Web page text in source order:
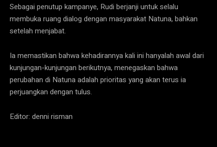
Sebagai penutup kampanye, Rudi berjanji untuk selalu
membuka ruang dialog dengan masyarakat Natuna, bahkan
setelah menjabat.
Ia memastikan bahwa kehadirannya kali ini hanyalah awal dari
kunjungan-kunjungan berikutnya, menegaskan bahwa
perubahan di Natuna adalah prioritas yang akan terus ia
perjuangkan dengan tulus.
Editor: denni risman